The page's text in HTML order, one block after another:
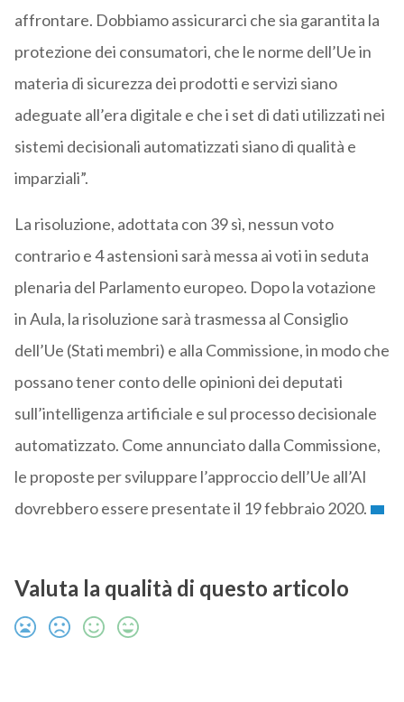
affrontare. Dobbiamo assicurarci che sia garantita la
protezione dei consumatori, che le norme dell’Ue in
materia di sicurezza dei prodotti e servizi siano
adeguate all’era digitale e che i set di dati utilizzati nei
sistemi decisionali automatizzati siano di qualità e
imparziali”.
La risoluzione, adottata con 39 sì, nessun voto
contrario e 4 astensioni sarà messa ai voti in seduta
plenaria del Parlamento europeo. Dopo la votazione
in Aula, la risoluzione sarà trasmessa al Consiglio
dell’Ue (Stati membri) e alla Commissione, in modo che
possano tener conto delle opinioni dei deputati
sull’intelligenza artificiale e sul processo decisionale
automatizzato. Come annunciato dalla Commissione,
le proposte per sviluppare l’approccio dell’Ue all’AI
dovrebbero essere presentate il 19 febbraio 2020.
Valuta la qualità di questo articolo